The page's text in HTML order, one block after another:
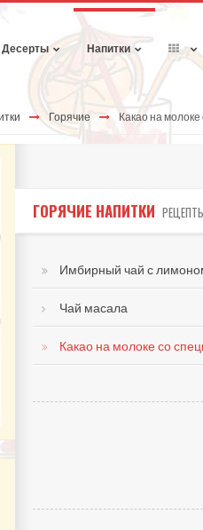
Десерты Напитки
Горячие Какао на
ГОРЯЧИЕ НАПИТКИ
Имбирный чай с
Чай масала
Какао на молоке со